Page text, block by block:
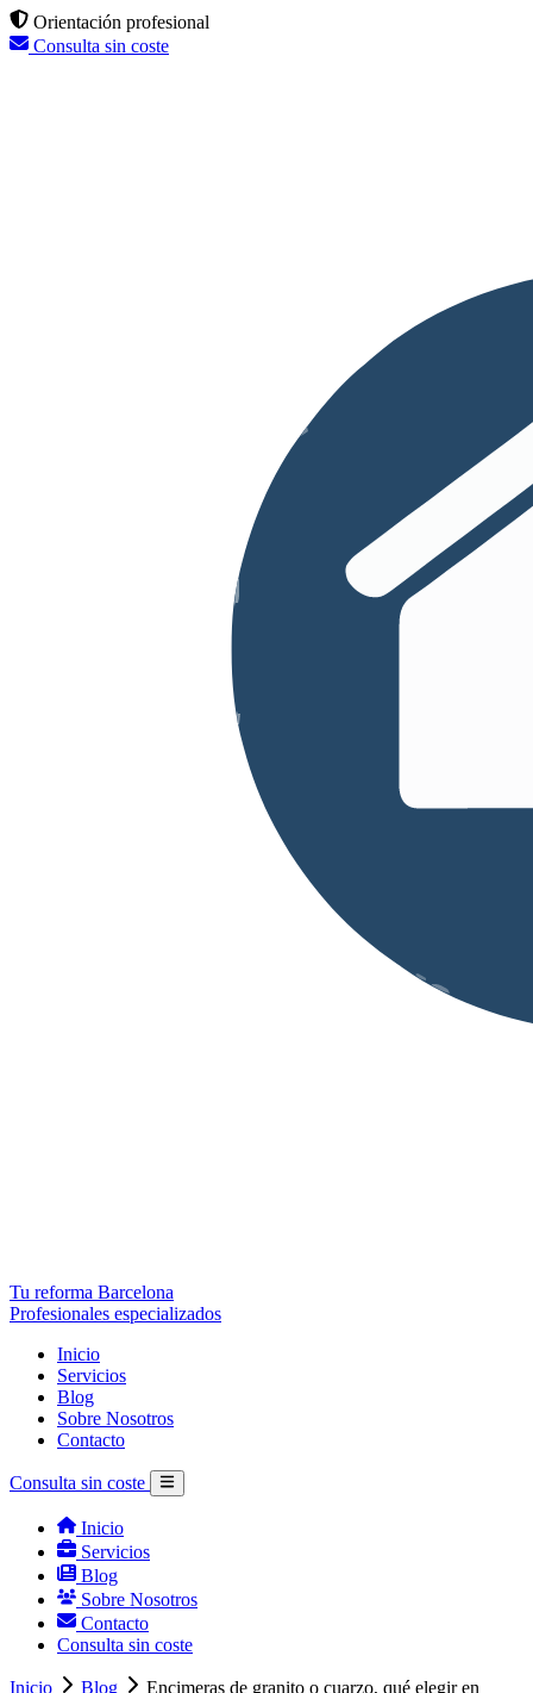
Orientación profesional
Consulta sin coste
Tu reforma Barcelona
Profesionales especializados
Inicio
Servicios
Blog
Sobre Nosotros
Contacto
Consulta sin coste
Inicio
Servicios
Blog
Sobre Nosotros
Contacto
Consulta sin coste
Inicio Blog
Encimeras de granito o cuarzo, qué elegir en